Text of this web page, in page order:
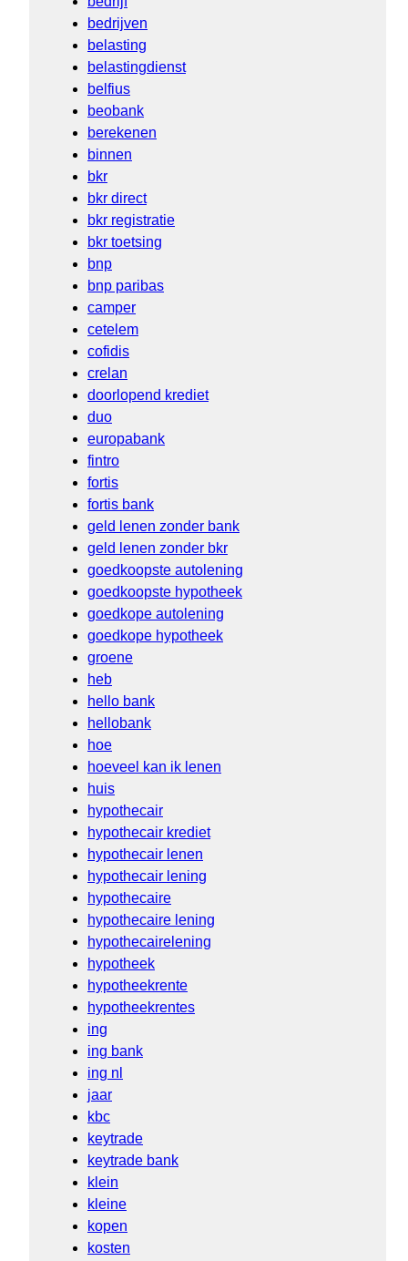
bedrijven
belasting
belastingdienst
belfius
beobank
berekenen
binnen
bkr
bkr direct
bkr registratie
bkr toetsing
bnp
bnp paribas
camper
cetelem
cofidis
crelan
doorlopend krediet
duo
europabank
fintro
fortis
fortis bank
geld lenen zonder bank
geld lenen zonder bkr
goedkoopste autolening
goedkoopste hypotheek
goedkope autolening
goedkope hypotheek
groene
heb
hello bank
hellobank
hoe
hoeveel kan ik lenen
huis
hypothecair
hypothecair krediet
hypothecair lenen
hypothecair lening
hypothecaire
hypothecaire lening
hypothecairelening
hypotheek
hypotheekrente
hypotheekrentes
ing
ing bank
ing nl
jaar
kbc
keytrade
keytrade bank
klein
kleine
kopen
kosten